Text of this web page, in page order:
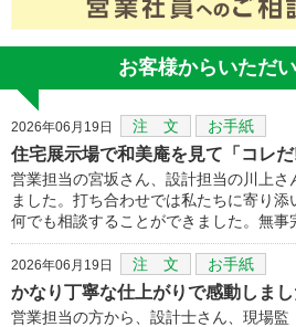
お客様からいただ
2026年06月19日 注 文 お手紙
住宅展示場で和美庵を見て「コレだ!
営業担当の宮坂さん、設計担当の川上さ
ました。打ち合わせでは私たちに寄り添
何でも相談することができました。無事
2026年06月19日 注 文 お手紙
かなり丁寧な仕上がりで感動しま
営業担当の方から、設計士さん、現場監